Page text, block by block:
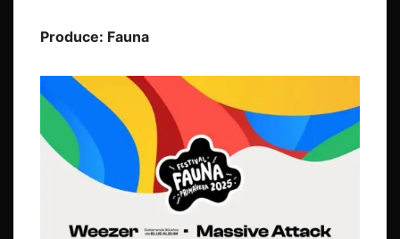
Produce: Fauna